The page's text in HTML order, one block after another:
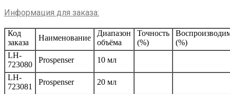
Информация для заказа:
Код
заказа
Наименование
Диапазон
объёма
Точность
(%)
(%)
LH-
723080
Prospenser
10 мл
LH-
723081
Prospenser
20 мл